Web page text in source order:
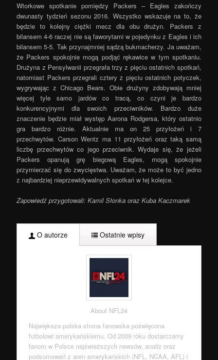
Wtorkowe spotkanie pomiędzy Packers – Eagles zakończy
dwunasty tydzień sezonu 2016. Wszystko wskazuje na to, że
będzie to kolejny ciężki mecz dla obu drużyn. Packers z
bilansem 4-6 raczej nie są faworytami w pojedynku z Eagles i ich
bilansem 5-5. Tak przynajmniej sądzą bukmacherzy. Ja uważam,
że Packers spokojnie mogą podjąć rękawice w tym spotkaniu.
Drużyna z Pensylwanii przegrała trzy z pięciu ostatnich spotkań,
natomiast Packers przegrali cztery z pięciu ostatnich potyczek,
wygrywając z Chicago Bears. Obie drużyny zdobywają mniej
więcej tyle samo jardów co tracą, co czyni je bardzo
konkurencyjnymi dla swoich przeciwników. Bardzo duże
znaczenie będzie miał występ Aarona Rodgersa, który ostatnio
gra bardzo różnie. Aktualnie ma on 25 przyłożeń i 7
przechwytów. Carson Wentz ma 11 przyłożeń oraz taką samą
liczbę przechwytów co jego przeciwnik. Wydaje się, że jeżeli
Packers opanują grę biegową Eagles, mogą spokojnie
przymierzać się do zwycięstwa. Uważam, że może to być jedno
z najbardziej nieprzewidywalnych spotkań w tej kolejce.
Zapowiedź przygotowali: Kamil Słonka oraz Kuba Kaczmarek
O autorze Ostatnie wpisy
About NFL24
Największa polska strona fanowska poświęcona
futbolowi amerykańskiemu. Od 2009 roku dostarczamy
fanom w Polsce najświeższych newsów, analiz oraz
podsumowań z aren amerykańskich (NFL, NCAA, AFL) i